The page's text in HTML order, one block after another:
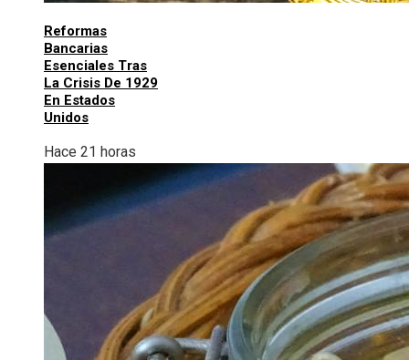
Reformas
Bancarias
Esenciales Tras
La Crisis De 1929
En Estados
Unidos
Hace 21 horas